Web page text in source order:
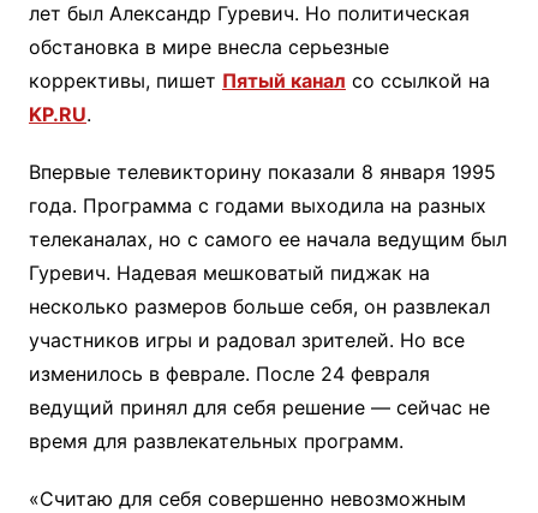
лет был Александр Гуревич. Но политическая
обстановка в мире внесла серьезные
коррективы, пишет Пятый канал со ссылкой на
KP.RU.
Впервые телевикторину показали 8 января 1995
года. Программа с годами выходила на разных
телеканалах, но с самого ее начала ведущим был
Гуревич. Надевая мешковатый пиджак на
несколько размеров больше себя, он развлекал
участников игры и радовал зрителей. Но все
изменилось в феврале. После 24 февраля
ведущий принял для себя решение — сейчас не
время для развлекательных программ.
«Считаю для себя совершенно невозможным